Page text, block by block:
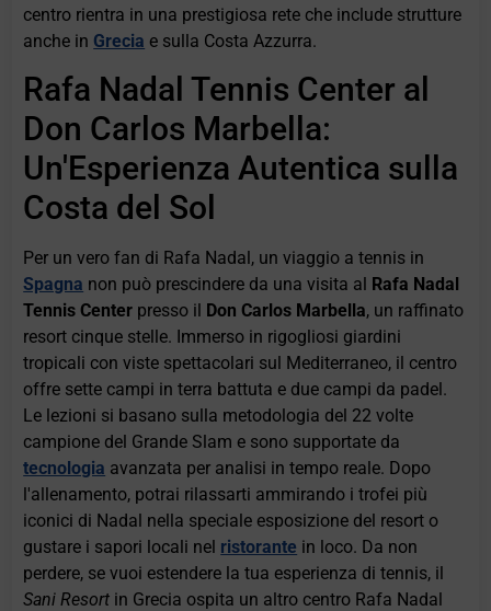
centro rientra in una prestigiosa rete che include strutture
anche in Grecia e sulla Costa Azzurra.
Rafa Nadal Tennis Center al
Don Carlos Marbella:
Un'Esperienza Autentica sulla
Costa del Sol
Per un vero fan di Rafa Nadal, un viaggio a tennis in
Spagna non può prescindere da una visita al
Rafa Nadal
Tennis Center presso il Don Carlos Marbella, un raffinato
resort cinque stelle. Immerso in rigogliosi giardini
tropicali con viste spettacolari sul Mediterraneo, il centro
offre sette campi in terra battuta e due campi da padel.
Le lezioni si basano sulla metodologia del 22 volte
campione del Grande Slam e sono supportate da
tecnologia avanzata per analisi in tempo reale. Dopo
l'allenamento, potrai rilassarti ammirando i trofei più
iconici di Nadal nella speciale esposizione del resort o
gustare i sapori locali nel ristorante in loco. Da non
perdere, se vuoi estendere la tua esperienza di tennis, il
Sani Resort in Grecia ospita un altro centro Rafa Nadal